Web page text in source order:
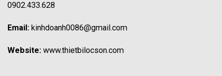
0902.433.628
Email: kinhdoanh0086@gmail.com
Website: www.thietbilocson.com